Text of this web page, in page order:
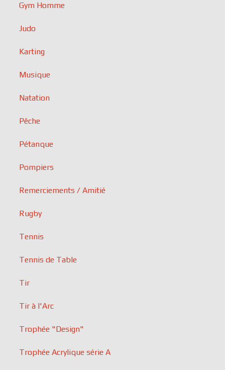
Gym Homme
Judo
Karting
Musique
Natation
Pêche
Pétanque
Pompiers
Remerciements / Amitié
Rugby
Tennis
Tennis de Table
Tir
Tir à l'Arc
Trophée "Design"
Trophée Acrylique série A